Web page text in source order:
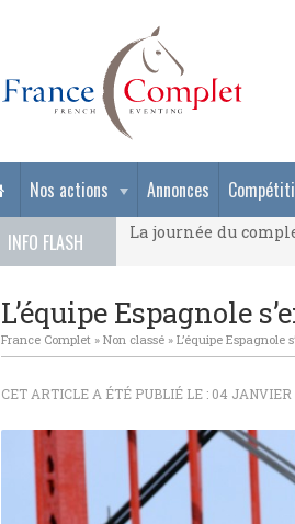
Nos actions Annonces
INFO FLASH
La journée du
La journée du
L’équipe Espagnole
France Complet » Non classé » L’équipe Espagnole
CET ARTICLE A ÉTÉ PUBLIÉ LE : 04 JANVIER